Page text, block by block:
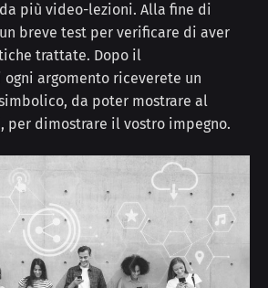
più video-lezioni. Alla fine di
un breve test per verificare di aver
trattate. Dopo il
argomento riceverete un
da poter mostrare al
per dimostrare il vostro impegno.